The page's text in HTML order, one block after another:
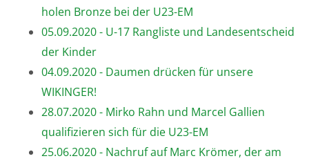
holen Bronze bei der U23-EM
05.09.2020 - U-17 Rangliste und Landesentscheid
der Kinder
04.09.2020 - Daumen drücken für unsere
WIKINGER!
28.07.2020 - Mirko Rahn und Marcel Gallien
qualifizieren sich für die U23-EM
25.06.2020 - Nachruf auf Marc Krömer, der am